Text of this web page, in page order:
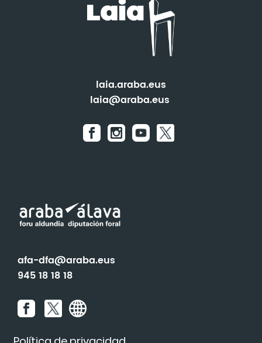
laia.araba.eus
laia@araba.eus
afa-dfa@araba.eus
945 18 18 18